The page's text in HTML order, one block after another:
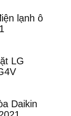
lạnh ô
LG
Daikin